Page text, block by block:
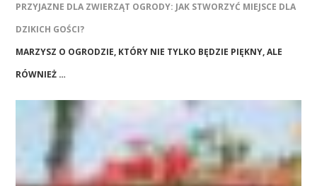
PRZYJAZNE DLA ZWIERZĄT OGRODY: JAK STWORZYĆ MIEJSCE DLA
DZIKICH GOŚCI?
MARZYSZ O OGRODZIE, KTÓRY NIE TYLKO BĘDZIE PIĘKNY, ALE
RÓWNIEŻ …